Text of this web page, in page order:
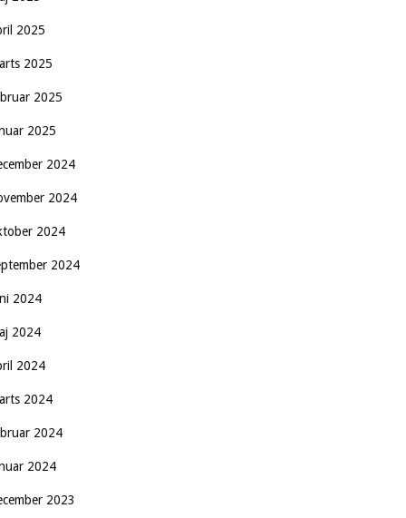
2025
2025
2025
2025
2024
2024
2024
2024
2024
2024
2024
2024
2024
2024
2023